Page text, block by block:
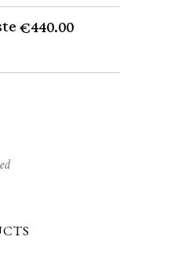
€440.00